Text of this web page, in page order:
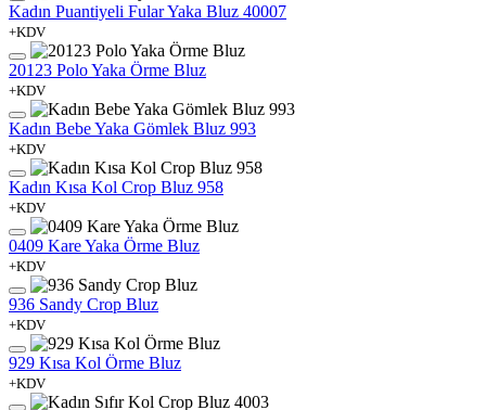
Kadın Puantiyeli Fular Yaka Bluz 40007
+KDV
20123 Polo Yaka Örme Bluz
+KDV
Kadın Bebe Yaka Gömlek Bluz 993
+KDV
Kadın Kısa Kol Crop Bluz 958
+KDV
0409 Kare Yaka Örme Bluz
+KDV
936 Sandy Crop Bluz
+KDV
929 Kısa Kol Örme Bluz
+KDV